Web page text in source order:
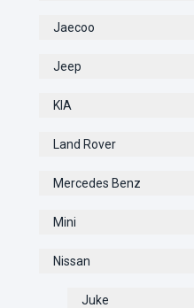
Jaecoo
Jeep
KIA
Land Rover
Mercedes Benz
Mini
Nissan
Juke